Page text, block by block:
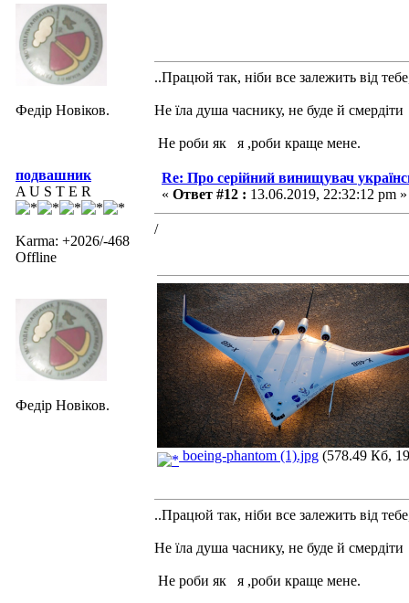
Федір Новіков.
..Працюй так, ніби все залежить від
Не їла душа часнику, не буде й смердіти
Не роби як я ,роби краще мене.
подвашник
A U S T E R
Karma: +2026/-468
Offline
Федір Новіков.
Re: Про серійний винищувач
« Ответ #12 : 13.06.2019, 22:32:12 pm »
/
boeing-phantom (1).jpg (578.49 Кб,
..Працюй так, ніби все залежить від
Не їла душа часнику, не буде й смердіти
Не роби як я ,роби краще мене.